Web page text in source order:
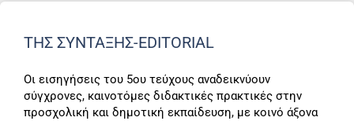
ΤΗΣ ΣΎΝΤΑΞΗΣ-EDITORIAL
Οι εισηγήσεις του 5ου τεύχους αναδεικνύουν
σύγχρονες, καινοτόμες διδακτικές πρακτικές στην
προσχολική και δημοτική εκπαίδευση, με κοινό άξονα